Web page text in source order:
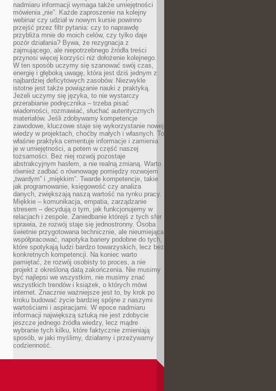
nadmiaru informacji wymaga także umiejętności
mówienia „nie”. Każde zaproszenie na kolejny
webinar czy udział w nowym kursie powinno
przejść przez filtr pytania: czy to naprawdę
przybliża mnie do moich celów, czy tylko daje
pozór działania? Bywa, że rezygnacja z
zajmującego, ale niepotrzebnego źródła treści
przynosi więcej korzyści niż dołożenie kolejnego.
W ten sposób uczymy się szanować swój czas,
energię i głęboką uwagę, która jest dziś jednym z
najbardziej deficytowych zasobów. Niezwykle
istotne jest także powiązanie nauki z praktyką.
Jeżeli uczymy się języka, to nie wystarczy
przerabianie podręcznika – trzeba pisać
wiadomości, rozmawiać, słuchać autentycznych
materiałów. Jeśli zdobywamy kompetencje
zawodowe, kluczowe staje się wykorzystanie nowej
wiedzy w projektach, choćby małych i własnych. To
właśnie praktyka cementuje informacje i zamienia
je w umiejętności, a potem w część naszej
tożsamości. Bez niej rozwój pozostaje
abstrakcyjnym hasłem, a nie realną zmianą. Warto
również zadbać o równowagę pomiędzy rozwojem
„twardym” i „miękkim”. Twarde kompetencje, takie
jak programowanie, księgowość czy analiza
danych, zwiększają naszą wartość na rynku pracy.
Miękkie – komunikacja, empatia, zarządzanie
stresem – decydują o tym, jak funkcjonujemy w
relacjach i zespole. Zaniedbanie którejś z tych sfer
sprawia, że rozwój staje się jednostronny. Osoba
świetnie przygotowana technicznie, ale nieumiejąca
współpracować, napotyka bariery podobne do tych,
które spotykają ludzi bardzo towarzyskich, lecz bez
konkretnych kompetencji. Na koniec warto
pamiętać, że rozwój osobisty to proces, a nie
projekt z określoną datą zakończenia. Nie musimy
być najlepsi we wszystkim, nie musimy znać
wszystkich trendów i książek, o których mówi
internet. Znacznie ważniejsze jest to, by krok po
kroku budować życie bardziej spójne z naszymi
wartościami i aspiracjami. W epoce nadmiaru
informacji największą sztuką nie jest zdobycie
jeszcze jednego źródła wiedzy, lecz mądre
wybranie tych kilku, które faktycznie zmieniają
sposób, w jaki myślimy, działamy i przeżywamy
codzienność.